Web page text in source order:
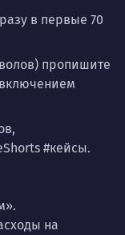
в первые 70
пропишите
#кейсы.
на